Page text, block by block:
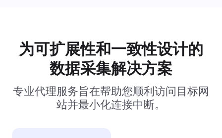
为可扩展性和一致性设计的
数据采集解决方案
专业代理服务旨在帮助您顺利访问目标网
站并最小化连接中断。